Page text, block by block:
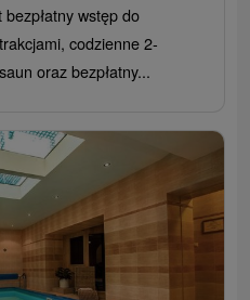
wstęp do
codzienne 2-
oraz bezpłatny...